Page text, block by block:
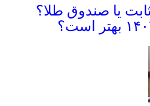
یا صندوق طلا؟